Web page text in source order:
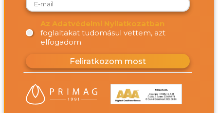
Az Adatvédelmi Nyilatkozatban
foglaltakat tudomásul vettem, azt
elfogadom.
Feliratkozom most